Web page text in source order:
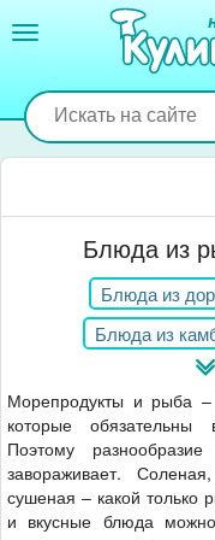
содержанию
Блюда из
Блюда из
Блюда из
Блюда из корюшки
Блюда из
Блюда из морской
Блюда из
Блюда из
Морепродукты и рыба –
которые обязательны
Поэтому
завораживает.
сушеная – какой только
и вкусные блюда